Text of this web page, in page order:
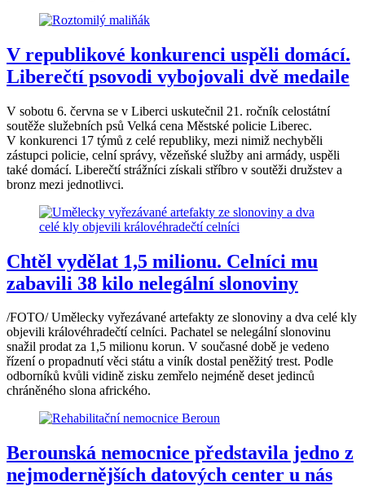
V republikové konkurenci uspěli domácí.
Liberečtí psovodi vybojovali dvě medaile
V sobotu 6. června se v Liberci uskutečnil 21. ročník celostátní
soutěže služebních psů Velká cena Městské policie Liberec.
V konkurenci 17 týmů z celé republiky, mezi nimiž nechyběli
zástupci policie, celní správy, vězeňské služby ani armády, uspěli
také domácí. Liberečtí strážníci získali stříbro v soutěži družstev a
bronz mezi jednotlivci.
Chtěl vydělat 1,5 milionu. Celníci mu
zabavili 38 kilo nelegální slonoviny
/FOTO/ Umělecky vyřezávané artefakty ze slonoviny a dva celé kly
objevili královéhradečtí celníci. Pachatel se nelegální slonovinu
snažil prodat za 1,5 milionu korun. V současné době je vedeno
řízení o propadnutí věci státu a viník dostal peněžitý trest. Podle
odborníků kvůli vidině zisku zemřelo nejméně deset jedinců
chráněného slona afrického.
Berounská nemocnice představila jedno z
nejmodernějších datových center u nás